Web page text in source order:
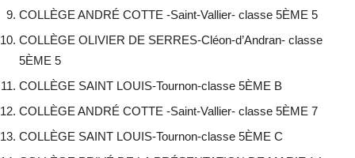
COLLÈGE ANDRÉ COTTE -Saint-Vallier- classe 5ÈME 5
COLLÈGE OLIVIER DE SERRES-Cléon-d’Andran- classe
5ÈME 5
COLLÈGE SAINT LOUIS-Tournon-classe 5ÈME B
COLLÈGE ANDRÉ COTTE -Saint-Vallier- classe 5ÈME 7
COLLÈGE SAINT LOUIS-Tournon-classe 5ÈME C